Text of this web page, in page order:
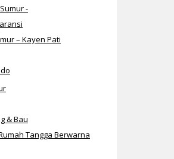
– Kayen Pati
Tangga Berwarna